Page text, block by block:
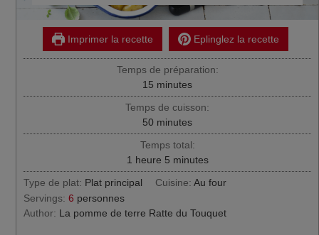
Imprimer la recette Eplinglez la recette
Temps de préparation:
15 minutes
minutes
Temps de cuisson:
50 minutes
minutes
Temps total:
1 heure
heure 5minutes
minutes
Type de plat: Plat principal Cuisine: Au four
Servings:6 personnes
Author: La pomme de terre Ratte du Touquet